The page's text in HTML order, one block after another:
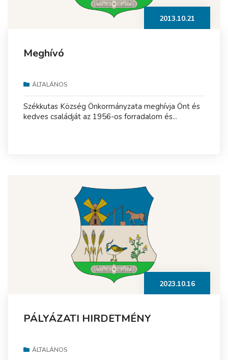
2013.10.21
Meghívó
ÁLTALÁNOS
Székkutas Község Önkormányzata meghívja Önt és
kedves családját az 1956-os forradalom és...
2023.10.16
PÁLYÁZATI HIRDETMÉNY
ÁLTALÁNOS